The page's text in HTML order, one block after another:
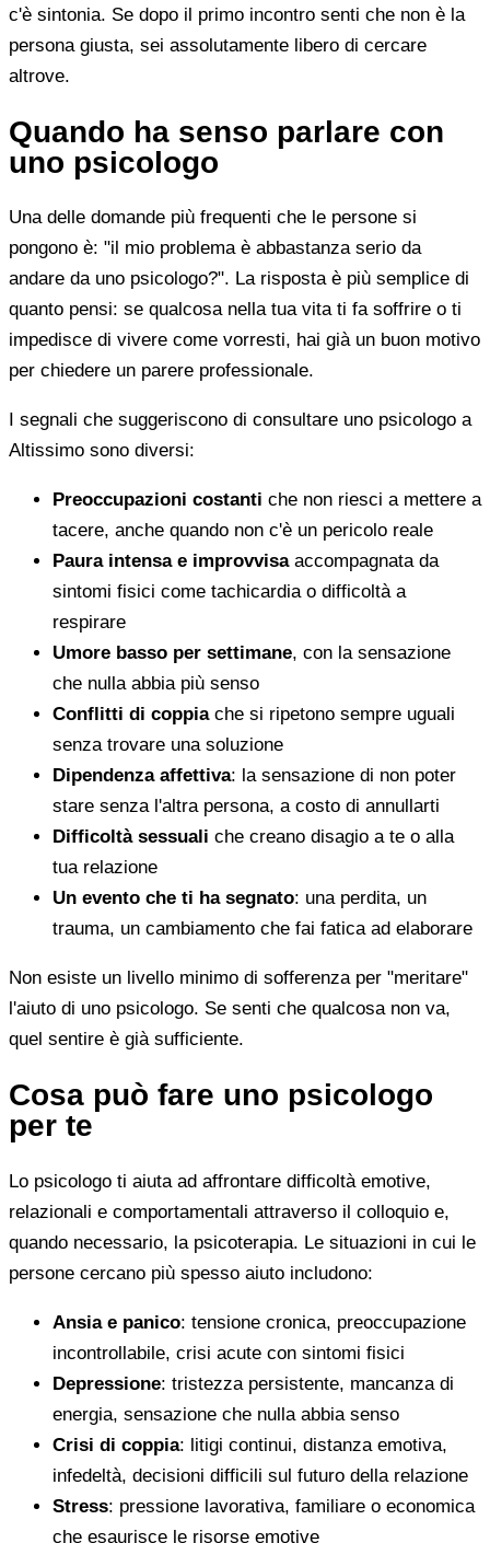
c'è sintonia. Se dopo il primo incontro senti che non è la
persona giusta, sei assolutamente libero di cercare
altrove.
Quando ha senso parlare con
uno psicologo
Una delle domande più frequenti che le persone si
pongono è: "il mio problema è abbastanza serio da
andare da uno psicologo?". La risposta è più semplice di
quanto pensi: se qualcosa nella tua vita ti fa soffrire o ti
impedisce di vivere come vorresti, hai già un buon motivo
per chiedere un parere professionale.
I segnali che suggeriscono di consultare uno psicologo a
Altissimo sono diversi:
Preoccupazioni costanti che non riesci a mettere a
tacere, anche quando non c'è un pericolo reale
Paura intensa e improvvisaaccompagnata da
sintomi fisici come tachicardia o difficoltà a
respirare
Umore basso per settimane, con la sensazione
che nulla abbia più senso
Conflitti di coppiache si ripetono sempre uguali
senza trovare una soluzione
Dipendenza affettiva: la sensazione di non poter
stare senza l'altra persona, a costo di annullarti
Difficoltà sessuali che creano disagio a te o alla
tua relazione
Un evento che ti ha segnato: una perdita, un
trauma, un cambiamento che fai fatica ad elaborare
Non esiste un livello minimo di sofferenza per "meritare"
l'aiuto di uno psicologo. Se senti che qualcosa non va,
quel sentire è già sufficiente.
Cosa può fare uno psicologo
per te
Lo psicologo ti aiuta ad affrontare difficoltà emotive,
relazionali e comportamentali attraverso il colloquio e,
quando necessario, la psicoterapia. Le situazioni in cui le
persone cercano più spesso aiuto includono:
Ansia e panico: tensione cronica, preoccupazione
incontrollabile, crisi acute con sintomi fisici
Depressione: tristezza persistente, mancanza di
energia, sensazione che nulla abbia senso
Crisi di coppia: litigi continui, distanza emotiva,
infedeltà, decisioni difficili sul futuro della relazione
Stress: pressione lavorativa, familiare o economica
che esaurisce le risorse emotive